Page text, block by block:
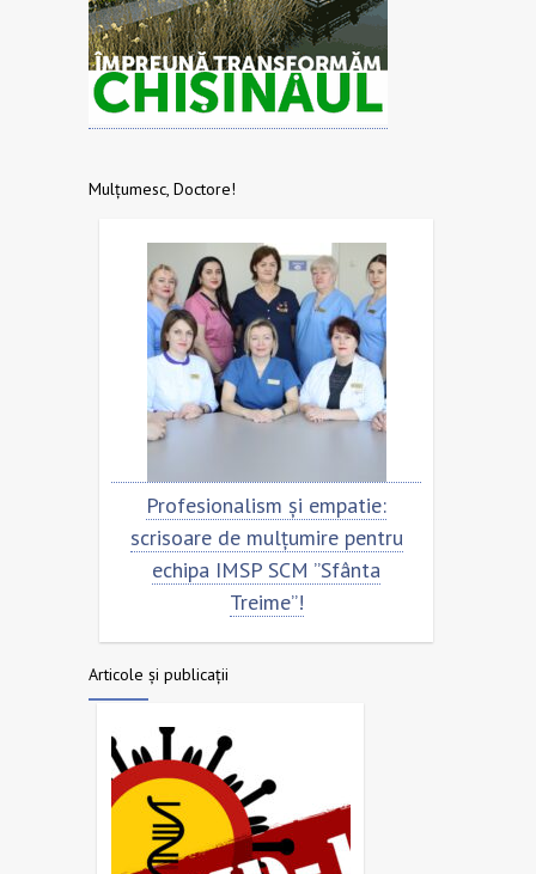
Mulțumesc, Doctore!
Profesionalism și empatie:
scrisoare de mulțumire pentru
echipa IMSP SCM ”Sfânta
Scrisoare de
echipa SCM
Articole și publicații